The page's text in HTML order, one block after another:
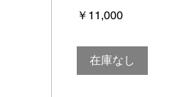
￥11,000価
在庫なし